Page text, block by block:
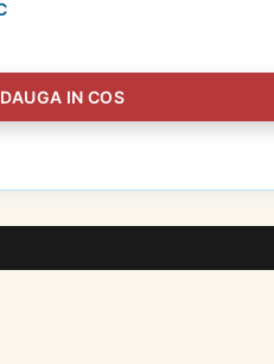
IN COS